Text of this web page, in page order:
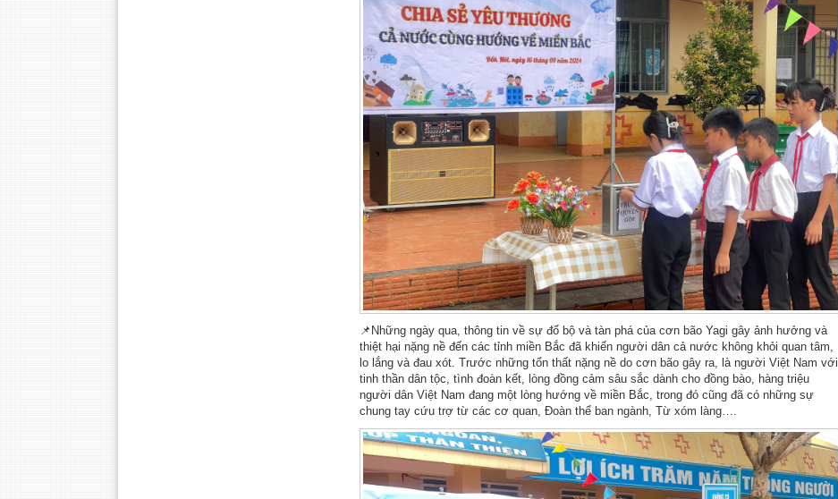
📌Những ngày qua, thông tin về sự đổ bộ và tàn phá của cơn bão Yagi gây ảnh hưởng và
thiệt hại nặng nề đến các tỉnh miền Bắc đã khiến người dân cả nước không khỏi quan tâm,
lo lắng và đau xót. Trước những tổn thất nặng nề do cơn bão gây ra, là người Việt Nam với
tinh thần dân tộc, tình đoàn kết, lòng đồng cảm sâu sắc dành cho đồng bào, hàng triệu
người dân Việt Nam đang một lòng hướng về miền Bắc, trong đó cũng đã có những sự
chung tay cứu trợ từ các cơ quan, Đoàn thể ban ngành, Từ xóm làng….